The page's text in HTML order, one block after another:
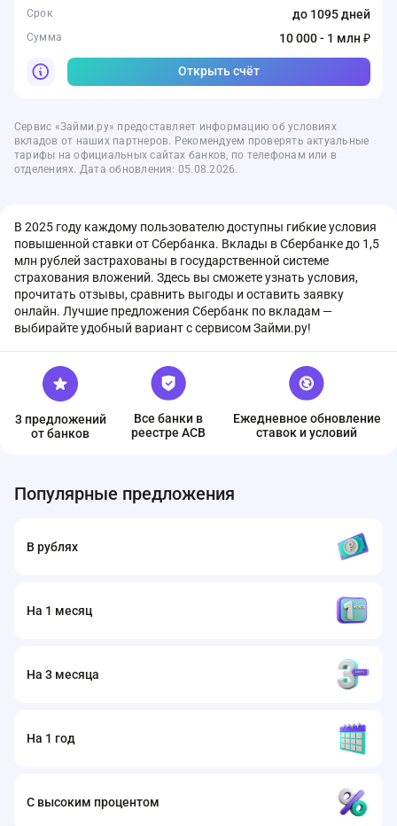
Срок до 1095 дней
Сумма 10 000 - 1 млн ₽
Открыть счёт
Сервис «Займи.ру» предоставляет информацию об условиях
вкладов от наших партнеров. Рекомендуем проверять актуальные
тарифы на официальных сайтах банков, по телефонам или в
отделениях. Дата обновления: 05.08.2026.
В 2025 году каждому пользователю доступны гибкие условия
повышенной ставки от Сбербанка. Вклады в Сбербанке до 1,5
млн рублей застрахованы в государственной системе
страхования вложений. Здесь вы сможете узнать условия,
прочитать отзывы, сравнить выгоды и оставить заявку
онлайн. Лучшие предложения Сбербанк по вкладам —
выбирайте удобный вариант с сервисом Займи.ру!
3 предложений
от банков
Все банки в
реестре ACB
Ежедневное обновление
ставок и условий
Популярные предложения
В рублях
На 1 месяц
На 3 месяца
На 1 год
С высоким процентом